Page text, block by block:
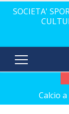
SOCIETA'
Calcio